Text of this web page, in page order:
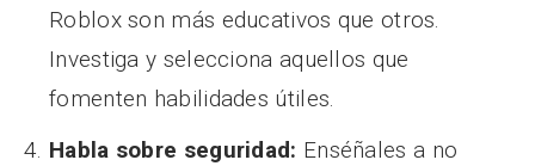
Roblox son más educativos que otros.
Investiga y selecciona aquellos que
fomenten habilidades útiles.
Habla sobre seguridad: Enséñales a no